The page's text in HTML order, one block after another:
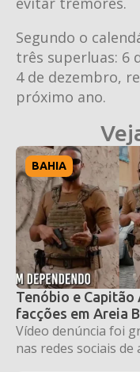
Segundo o
três superluas: 6
4 de dezembro,
próximo ano.
BAHIA
Tenóbio e
facções em Areia
Vídeo denúncia foi
nas redes sociais de